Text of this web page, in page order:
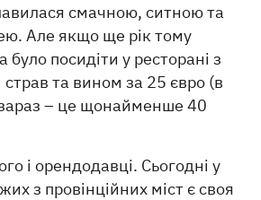
смачною, ситною та
Але якщо ще рік тому
посидіти у ресторані з
та вином за 25 євро (в
зараз – це щонайменше 40
і орендодавці. Сьогодні у
з провінційних міст є своя